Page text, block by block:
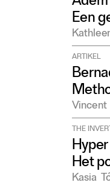
Een
ARTIKEL
Vincent
THE
Het
Kasia